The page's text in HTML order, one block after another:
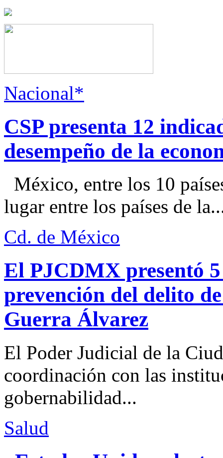
Nacional*
CSP presenta 12
desempeño de la
México, entre los 10
lugar entre los países de
Cd. de México
El PJCDMX presentó
prevención del delito
Guerra Álvarez
El Poder Judicial de la
coordinación con las
gobernabilidad...
Salud